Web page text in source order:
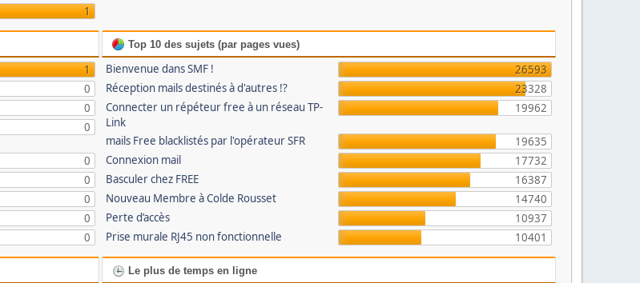
1
1
0
0
0
0
0
0
0
0
Top 10 des sujets (par pages vues)
Bienvenue dans SMF !
26593
Réception mails destinés à d'autres !?
23328
Connecter un répéteur free à un réseau TP-
Link
19962
mails Free blacklistés par l'opérateur SFR
19635
Connexion mail
17732
Basculer chez FREE
16387
Nouveau Membre à Colde Rousset
14740
Perte d’accès
10937
Prise murale RJ45 non fonctionnelle
10401
Le plus de temps en ligne